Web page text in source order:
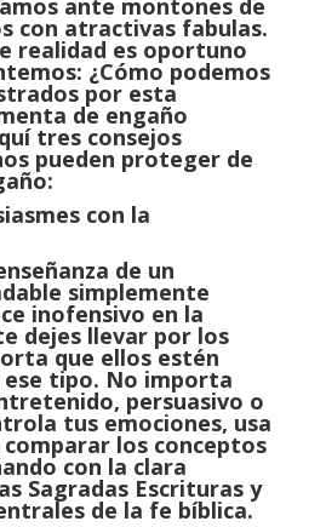
ante montones de
con atractivas fabulas.
realidad es oportuno
¿Cómo podemos
por esta
de engaño
tres consejos
pueden proteger de
con la
de un
simplemente
inofensivo en la
dejes llevar por los
que ellos estén
ese tipo. No importa
persuasivo o
tus emociones, usa
los conceptos
con la clara
Sagradas Escrituras y
de la fe bíblica.